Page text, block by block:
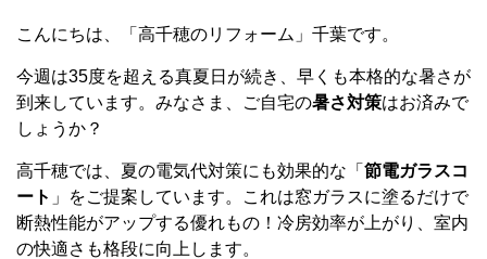
こんにちは、「高千穂のリフォーム」千葉です。
今週は35度を超える真夏日が続き、早くも本格的な暑さが
到来しています。みなさま、ご自宅の暑さ対策はお済みで
しょうか？
高千穂では、夏の電気代対策にも効果的な「 節電ガラスコ
ート 」をご提案しています。これは窓ガラスに塗るだけで
断熱性能がアップする優れもの！冷房効率が上がり、室内
の快適さも格段に向上します。